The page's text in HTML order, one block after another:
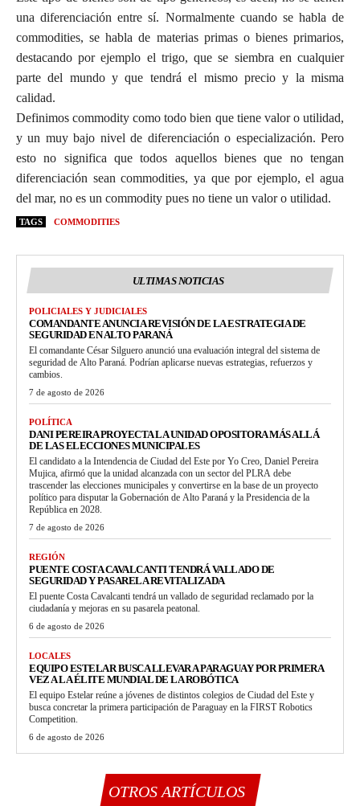
una diferenciación entre sí. Normalmente cuando se habla de
commodities, se habla de materias primas o bienes primarios,
destacando por ejemplo el trigo, que se siembra en cualquier
parte del mundo y que tendrá el mismo precio y la misma
calidad.
Definimos commodity como todo bien que tiene valor o utilidad,
y un muy bajo nivel de diferenciación o especialización. Pero
esto no significa que todos aquellos bienes que no tengan
diferenciación sean commodities, ya que por ejemplo, el agua
del mar, no es un commodity pues no tiene un valor o utilidad.
TAGS COMMODITIES
ULTIMAS NOTICIAS
POLICIALES Y JUDICIALES
COMANDANTE ANUNCIA REVISIÓN DE LA ESTRATEGIA DE
SEGURIDAD EN ALTO PARANÁ
El comandante César Silguero anunció una evaluación integral del sistema de
seguridad de Alto Paraná. Podrían aplicarse nuevas estrategias, refuerzos y
cambios.
7 de agosto de 2026
POLÍTICA
DANI PEREIRA PROYECTA LA UNIDAD OPOSITORA MÁS ALLÁ
DE LAS ELECCIONES MUNICIPALES
El candidato a la Intendencia de Ciudad del Este por Yo Creo, Daniel Pereira
Mujica, afirmó que la unidad alcanzada con un sector del PLRA debe
trascender las elecciones municipales y convertirse en la base de un proyecto
político para disputar la Gobernación de Alto Paraná y la Presidencia de la
República en 2028.
7 de agosto de 2026
REGIÓN
PUENTE COSTA CAVALCANTI TENDRÁ VALLADO DE
SEGURIDAD Y PASARELA REVITALIZADA
El puente Costa Cavalcanti tendrá un vallado de seguridad reclamado por la
ciudadanía y mejoras en su pasarela peatonal.
6 de agosto de 2026
LOCALES
EQUIPO ESTELAR BUSCA LLEVAR A PARAGUAY POR PRIMERA
VEZ A LA ÉLITE MUNDIAL DE LA ROBÓTICA
El equipo Estelar reúne a jóvenes de distintos colegios de Ciudad del Este y
busca concretar la primera participación de Paraguay en la FIRST Robotics
Competition.
6 de agosto de 2026
OTROS ARTÍCULOS